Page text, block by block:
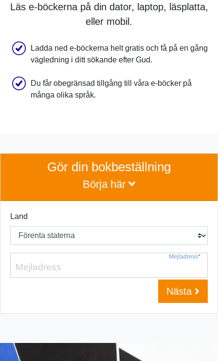
Läs e-böckerna på din dator, laptop, läsplatta,
eller mobil.
Ladda ned e-böckerna helt gratis och få på en gång
vägledning i ditt sökande efter Gud.
Du får obegränsad tillgång till våra e-böcker på
många olika språk.
Gör din bokbeställning
Börja här
Land
Mejladress*
Nästa